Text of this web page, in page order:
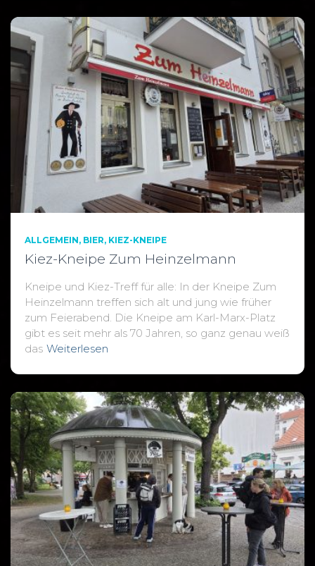
ALLGEMEIN BIER KIEZ-KNEIPE
Kiez-Kneipe Zum Heinzelmann
Kneipe und Kiez-Treff für alle: In der Kneipe Zum
Heinzelmann treffen sich alt und jung wie früher
zum Feierabend. Die Kneipe am Karl-Marx-Platz
gibt es seit mehr als 70 Jahren, so ganz genau weiß
das Weiterlesen